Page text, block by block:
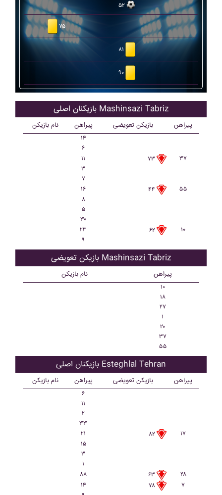
۵۲
۷۵
۸۱
۹۰
بازیکنان اصلی Mashinsazi Tabriz
نام بازیکن پیراهن بازیکن تعویضی پیراهن
۱۴
۶
۱۱
۷۳
۳۷
۳
۷
۱۶
۴۴
۵۵
۸
۵
۳۰
۲۳
۶۲
۱۰
۹
بازیکن تعویضی Mashinsazi Tabriz
نام بازیکن پیراهن
۱۰
۱۸
۲۷
۱
۲۰
۳۷
۵۵
بازیکنان اصلی Esteghlal Tehran
نام بازیکن پیراهن بازیکن تعویضی پیراهن
۶
۱۱
۲
۳۳
۲۱
۸۲
۱۷
۱۵
۳
۱
۸۸
۶۳
۲۸
۱۴
۷۸
۷